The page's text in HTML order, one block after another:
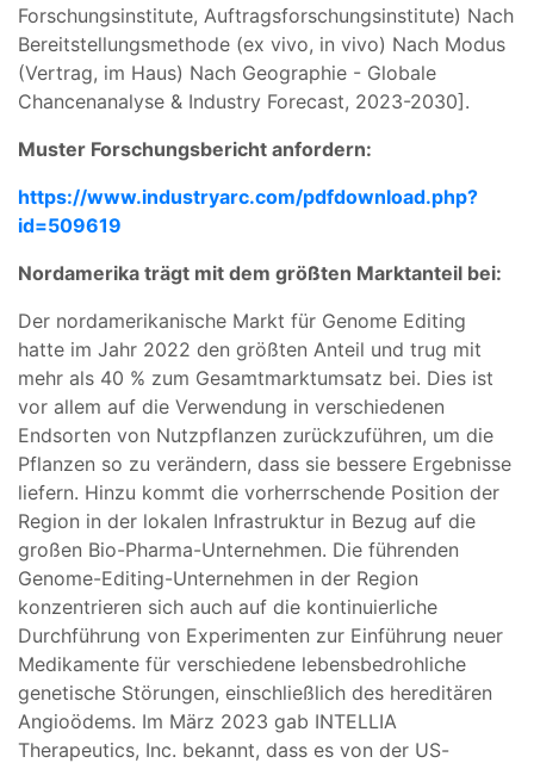
Forschungsinstitute, Auftragsforschungsinstitute) Nach
Bereitstellungsmethode (ex vivo, in vivo) Nach Modus
(Vertrag, im Haus) Nach Geographie - Globale
Chancenanalyse & Industry Forecast, 2023-2030].
Muster Forschungsbericht anfordern:
https://www.industryarc.com/pdfdownload.php?
id=509619
Nordamerika trägt mit dem größten Marktanteil bei:
Der nordamerikanische Markt für Genome Editing
hatte im Jahr 2022 den größten Anteil und trug mit
mehr als 40 % zum Gesamtmarktumsatz bei. Dies ist
vor allem auf die Verwendung in verschiedenen
Endsorten von Nutzpflanzen zurückzuführen, um die
Pflanzen so zu verändern, dass sie bessere Ergebnisse
liefern. Hinzu kommt die vorherrschende Position der
Region in der lokalen Infrastruktur in Bezug auf die
großen Bio-Pharma-Unternehmen. Die führenden
Genome-Editing-Unternehmen in der Region
konzentrieren sich auch auf die kontinuierliche
Durchführung von Experimenten zur Einführung neuer
Medikamente für verschiedene lebensbedrohliche
genetische Störungen, einschließlich des hereditären
Angioödems. Im März 2023 gab INTELLIA
Therapeutics, Inc. bekannt, dass es von der US-